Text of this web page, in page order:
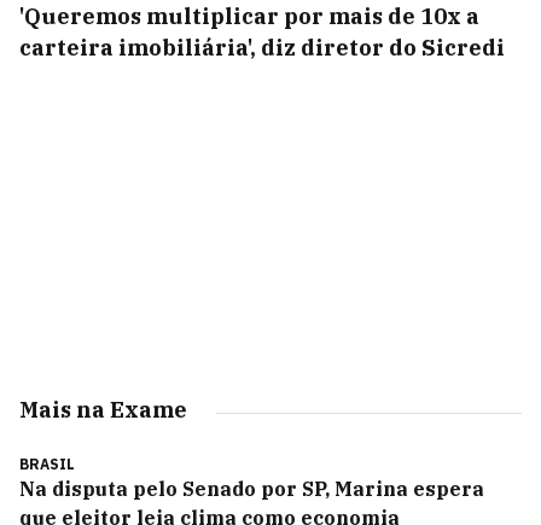
'Queremos multiplicar por mais de 10x a
carteira imobiliária', diz diretor do Sicredi
Mais na Exame
BRASIL
Na disputa pelo Senado por SP, Marina espera
que eleitor leia clima como economia